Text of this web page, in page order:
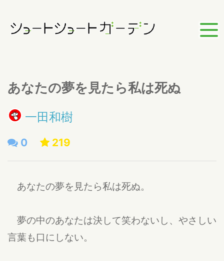
あなたの夢を見たら私は死ぬ
一田和樹
0 219
あなたの夢を見たら私は死ぬ。
夢の中のあなたは決して笑わないし、やさしい
言葉も口にしない。